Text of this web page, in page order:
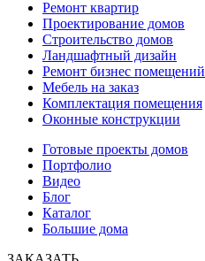
Ремонт квартир
Проектирование домов
Строительство домов
Ландшафтный дизайн
Ремонт бизнес помещений
Мебель на заказ
Комплектация помещения
Оконные конструкции
Готовые проекты домов
Портфолио
Видео
Блог
Каталог
Большие дома